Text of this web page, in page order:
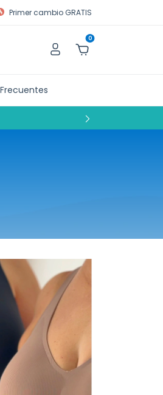
Primer cambio GRATIS
0